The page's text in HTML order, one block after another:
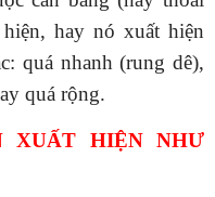
hay nó xuất hiện
quá nhanh (rung dê),
quá rộng.
XUẤT HIỆN NHƯ